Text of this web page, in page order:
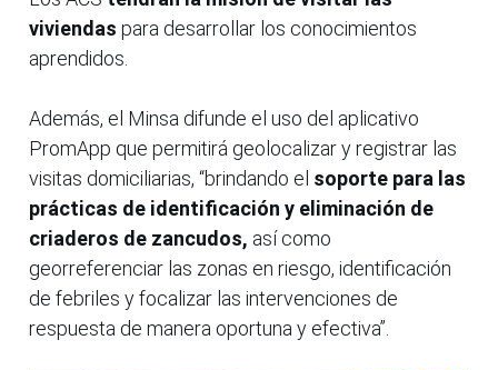
viviendas para desarrollar los conocimientos
aprendidos.
Además, el Minsa difunde el uso del aplicativo
PromApp que permitirá geolocalizar y registrar las
visitas domiciliarias, “brindando el soporte para las
prácticas de identificación y eliminación de
criaderos de zancudos, así como
georreferenciar las zonas en riesgo, identificación
de febriles y focalizar las intervenciones de
respuesta de manera oportuna y efectiva”.